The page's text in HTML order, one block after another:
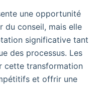
une opportunité
du conseil, mais elle
significative tant
des processus. Les
cette transformation
et offrir une